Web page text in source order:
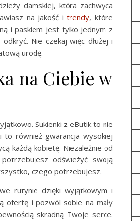
damskiej, która zachwyca
na jakość itrendy, które
i paskiem jest tylko jednym z
Nie czekaj więc dłużej i
urodę.
na Ciebie w
Sukienki z eButik to nie
to również gwarancja wysokiej
każdą kobietę. Niezależnie od
odświeżyć swoją
czego potrzebujesz.
rutynie dzięki wyjątkowym i
ofertę i pozwól sobie na mały
skradną Twoje serce.